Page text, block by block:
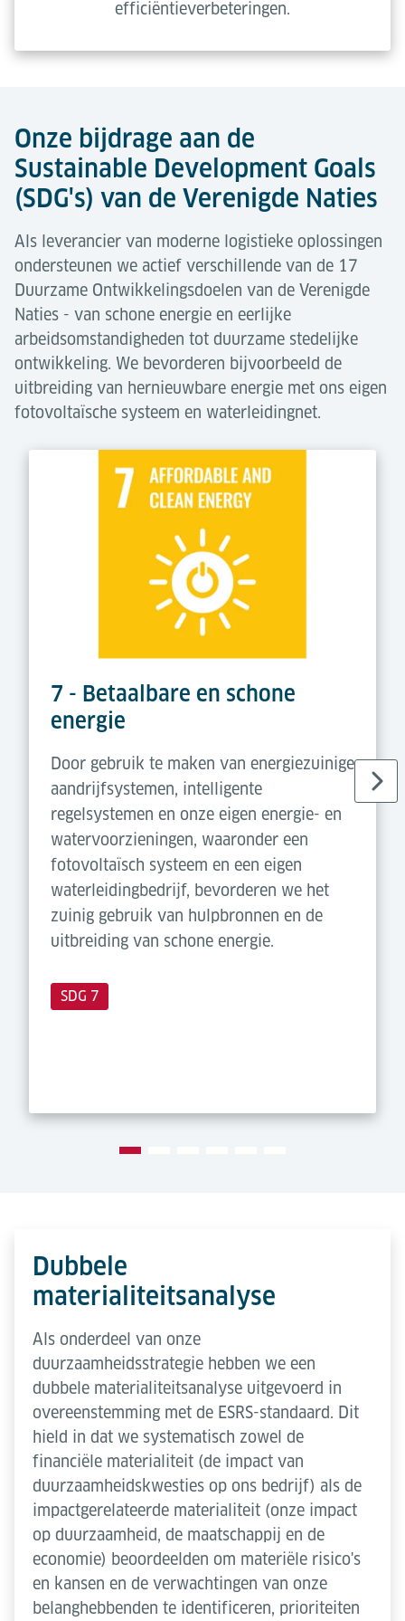
efficiëntieverbeteringen.
Onze bijdrage aan de
Sustainable Development Goals
(SDG's) van de Verenigde Naties
Als leverancier van moderne logistieke oplossingen
ondersteunen we actief verschillende van de 17
Duurzame Ontwikkelingsdoelen van de Verenigde
Naties - van schone energie en eerlijke
arbeidsomstandigheden tot duurzame stedelijke
ontwikkeling. We bevorderen bijvoorbeeld de
uitbreiding van hernieuwbare energie met ons eigen
fotovoltaïsche systeem en waterleidingnet.
7 - Betaalbare en schone
energie
Door gebruik te maken van energiezuinige
aandrijfsystemen, intelligente
regelsystemen en onze eigen energie- en
watervoorzieningen, waaronder een
fotovoltaïsch systeem en een eigen
waterleidingbedrijf, bevorderen we het
zuinig gebruik van hulpbronnen en de
uitbreiding van schone energie.
SDG 7
Dubbele
materialiteitsanalyse
Als onderdeel van onze
duurzaamheidsstrategie hebben we een
dubbele materialiteitsanalyse uitgevoerd in
overeenstemming met de ESRS-standaard. Dit
hield in dat we systematisch zowel de
financiële materialiteit (de impact van
duurzaamheidskwesties op ons bedrijf) als de
impactgerelateerde materialiteit (onze impact
op duurzaamheid, de maatschappij en de
economie) beoordeelden om materiële risico's
en kansen en de verwachtingen van onze
belanghebbenden te identificeren, prioriteiten